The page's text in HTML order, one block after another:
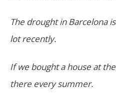
The drought in Barcelona
lot recently.
If we bought a house at
there every summer.